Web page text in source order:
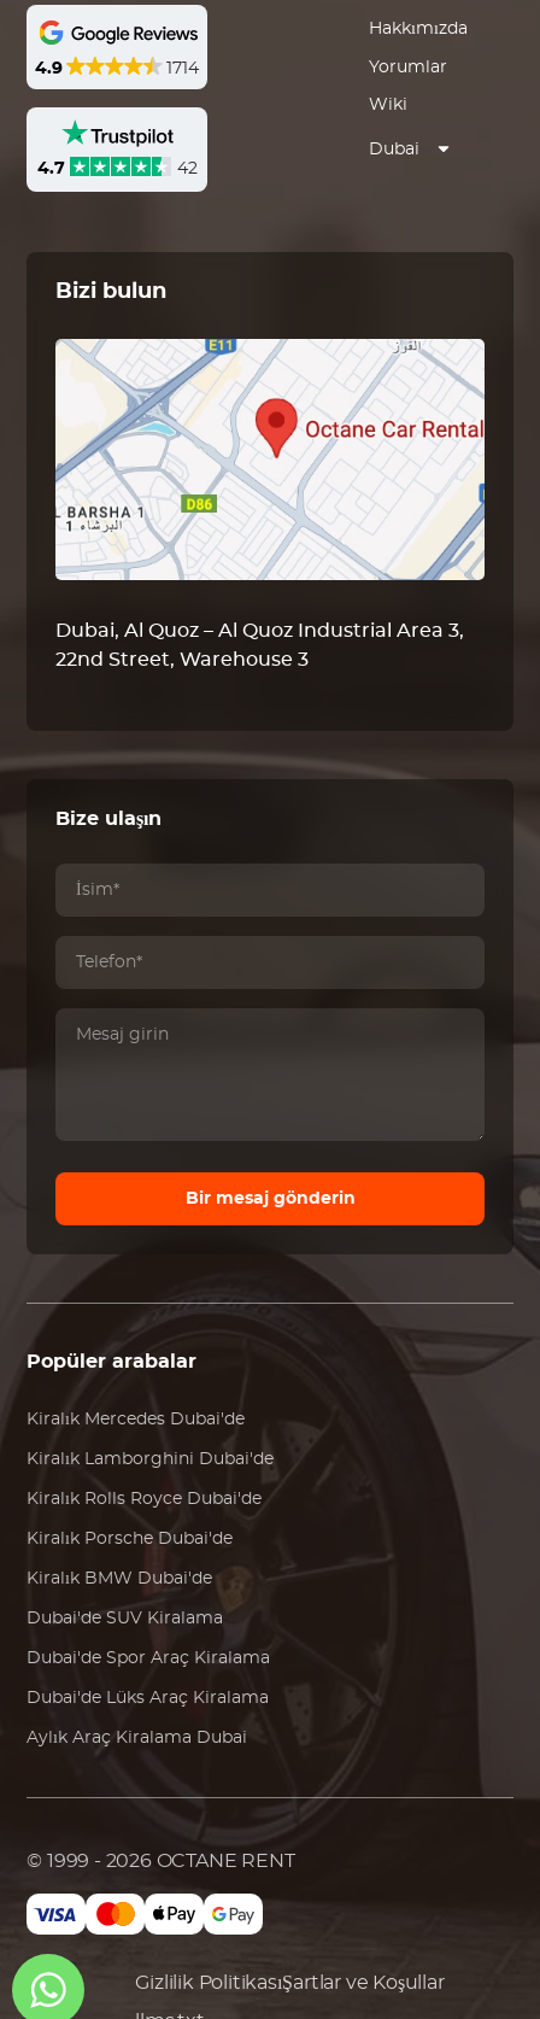
4.9 1714
4.7 42
Hakkımızda
Yorumlar
Wiki
Dubai
Bizi bulun
Dubai, Al Quoz – Al Quoz Industrial Area 3,
22nd Street, Warehouse 3
Bize ulaşın
Bir mesaj gönderin
Popüler arabalar
Kiralık Mercedes Dubai'de
Kiralık Lamborghini Dubai'de
Kiralık Rolls Royce Dubai'de
Kiralık Porsche Dubai'de
Kiralık BMW Dubai'de
Dubai'de SUV Kiralama
Dubai'de Spor Araç Kiralama
Dubai'de Lüks Araç Kiralama
Aylık Araç Kiralama Dubai
© 1999 - 2026 OCTANE RENT
Gizlilik PolitikasıŞartlar ve Koşullar